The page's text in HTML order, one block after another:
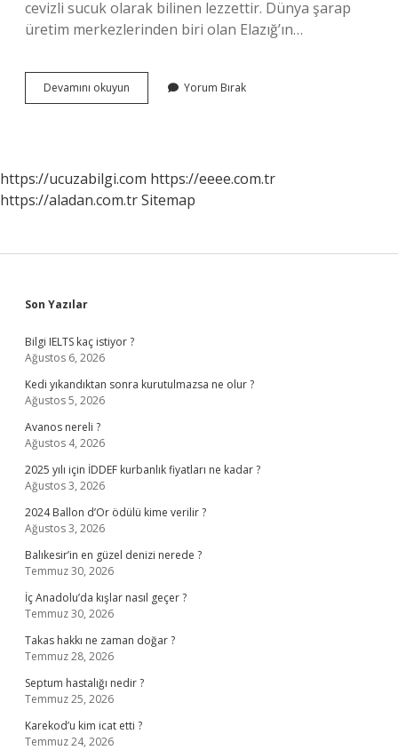
cevizli sucuk olarak bilinen lezzettir. Dünya şarap
üretim merkezlerinden biri olan Elazığ’ın…
Devamını okuyun
Yemek
Yorum Bırak
https://ucuzabilgi.com https://eeee.com.tr
https://aladan.com.trSitemap
Sidebar
Son Yazılar
Bilgi IELTS kaç istiyor ?
Ağustos 6, 2026
Kedi yıkandıktan sonra kurutulmazsa ne olur ?
Ağustos 5, 2026
Avanos nereli ?
Ağustos 4, 2026
2025 yılı için İDDEF kurbanlık fiyatları ne kadar ?
Ağustos 3, 2026
2024 Ballon d’Or ödülü kime verilir ?
Ağustos 3, 2026
Balıkesir’in en güzel denizi nerede ?
Temmuz 30, 2026
İç Anadolu’da kışlar nasıl geçer ?
Temmuz 30, 2026
Takas hakkı ne zaman doğar ?
Temmuz 28, 2026
Septum hastalığı nedir ?
Temmuz 25, 2026
Karekod’u kim icat etti ?
Temmuz 24, 2026